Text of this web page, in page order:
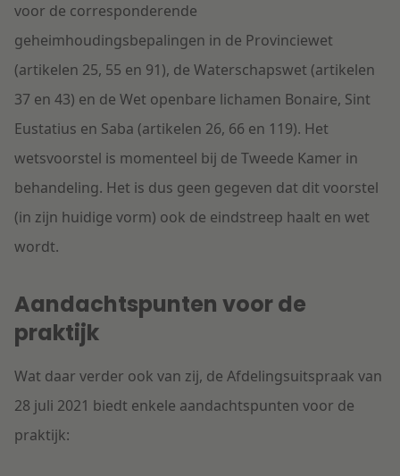
voor de corresponderende
geheimhoudingsbepalingen in de Provinciewet
(artikelen 25, 55 en 91), de Waterschapswet (artikelen
37 en 43) en de Wet openbare lichamen Bonaire, Sint
Eustatius en Saba (artikelen 26, 66 en 119). Het
wetsvoorstel is momenteel bij de Tweede Kamer in
behandeling. Het is dus geen gegeven dat dit voorstel
(in zijn huidige vorm) ook de eindstreep haalt en wet
wordt.
Aandachtspunten voor de
praktijk
Wat daar verder ook van zij, de Afdelingsuitspraak van
28 juli 2021 biedt enkele aandachtspunten voor de
praktijk: